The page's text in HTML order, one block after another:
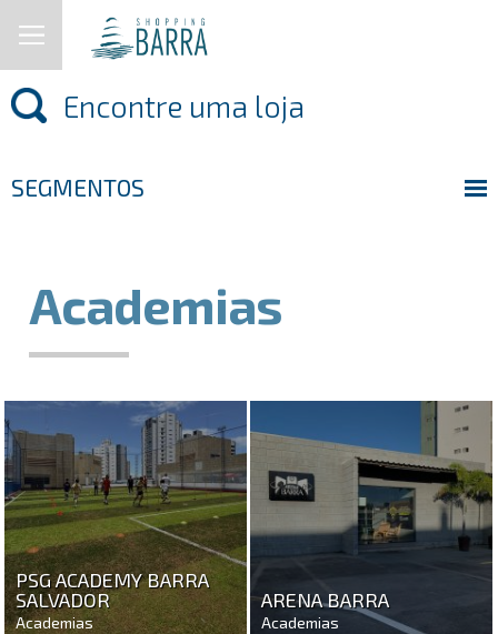
SEGMENTOS
Academias
PSG ACADEMY BARRA
SALVADOR
Academias
ARENA BARRA
Academias